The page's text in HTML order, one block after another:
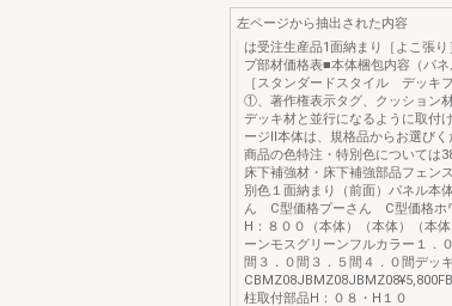
左ページから抽出された内容
は受注生産品1面納まり［よこ張
プ部材価格表■本体梱包内容（パ
［スタンダードスタイル デッキ
①、著作権表示タグ、クッション
デッキ材と並行になるように取付
ージⅡ本体は、規格品からお選び
商品の色特注・特別色については
床下補強材・床下補強部品フェン
別色１面納まり（前面）パネル本
ん C型価格プーさん C型価格ホ
H：８００（本体）（本体）（本
ーンモスグリーンフルカラー１．
間３．０間３．５間４．０間デッ
柱取付部品H：０８・H１０